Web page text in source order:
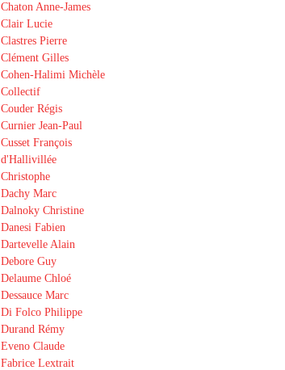
Chaton Anne-James
Clair Lucie
Clastres Pierre
Clément Gilles
Cohen-Halimi Michèle
Collectif
Couder Régis
Curnier Jean-Paul
Cusset François
d'Hallivillée
Christophe
Dachy Marc
Dalnoky Christine
Danesi Fabien
Dartevelle Alain
Debore Guy
Delaume Chloé
Dessauce Marc
Di Folco Philippe
Durand Rémy
Eveno Claude
Fabrice Lextrait